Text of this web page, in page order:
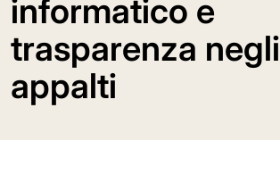
informatico e
trasparenza negli
appalti